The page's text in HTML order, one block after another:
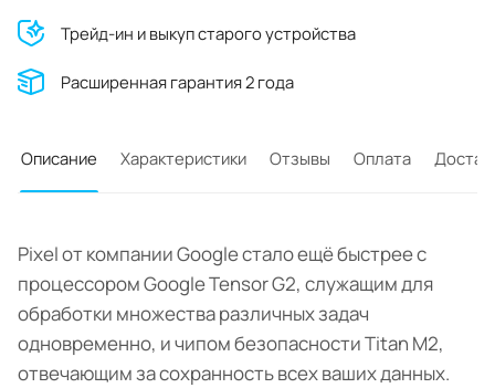
Трейд-ин и выкуп старого устройства
Расширенная гарантия 2 года
Описание Характеристики Отзывы Оплата
Pixel от компании Google стало ещё быстрее с
процессором Google Tensor G2, служащим для
обработки множества различных задач
одновременно, и чипом безопасности Titan M2,
отвечающим за сохранность всех ваших данных.